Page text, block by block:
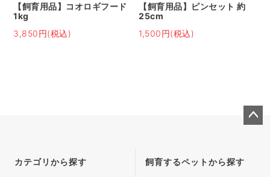
【飼育用品】コオロギフード
1kg
3,850円(税込)
【飼育用品】ピンセット 約
25cm
1,500円(税込)
カテゴリから探す 飼育するペットから探す